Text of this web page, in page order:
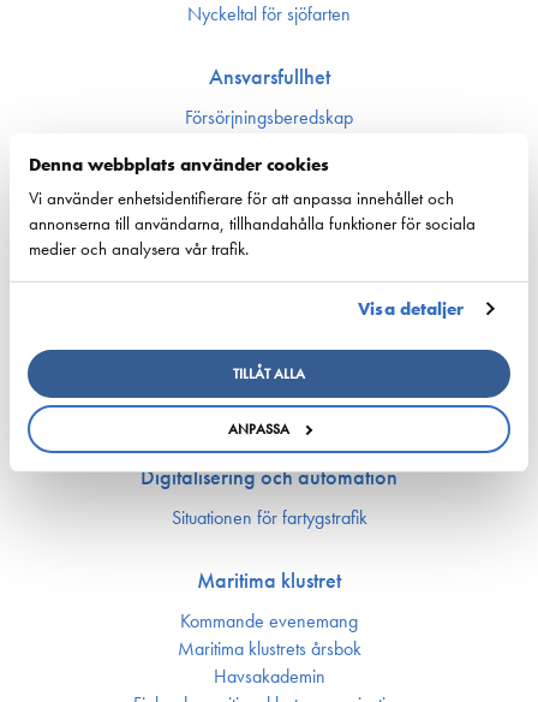
Denna webbplats använder cookies
Vi använder enhetsidentifierare för att anpassa innehållet och
annonserna till användarna, tillhandahålla funktioner för sociala
medier och analysera vår trafik.
Visa detaljer
TILLÅT ALLA
ANPASSA
Nyckeltal för sjöfarten
Ansvarsfullhet
Försörjnings­beredskap
Säkerhet
Arbetsmarknad och kompetens
Bemannings och kompetens­frågor
Utbildning och kompetens
Arbetsmarknadsfrågor
Ship Happens: Bekanta dig med sjöfartsbranchens möjligheter!
Sjöfartens PraktikKvarn
Digitalisering och automation
Situationen för fartygstrafik
Maritima klustret
Kommande evenemang
Maritima klustrets årsbok
Havsakademin